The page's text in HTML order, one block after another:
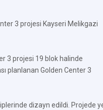
3 projesi Kayseri Melikgazi
3 projesi 19 blok halinde
planlanan Golden Center 3
dizayn edildi. Projede